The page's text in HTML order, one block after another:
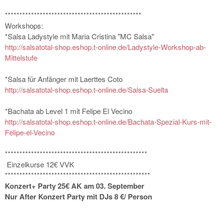
***********************************************
Workshops:
*Salsa Ladystyle mit Maria Cristina "MC Salsa"
http://salsatotal-shop.eshop.t-online.de/Ladystyle-Workshop-ab-
Mittelstufe
*Salsa für Anfänger mit Laerttes Coto
http://salsatotal-shop.eshop.t-online.de/Salsa-Suelta
*Bachata ab Level 1 mit Felipe El Vecino
http://salsatotal-shop.eshop.t-online.de/Bachata-Spezial-Kurs-mit-
Felipe-el-Vecino
*************************************************
Einzelkurse 12€ VVK
**************************************************
Konzert+ Party 25€ AK am 03. September
Nur After Konzert Party mit DJs 8 €/ Person